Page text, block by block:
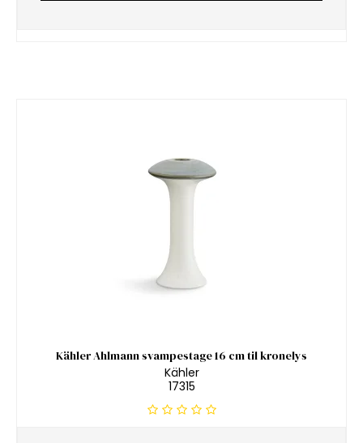
Kähler Ahlmann svampestage 16 cm til kronelys
Kähler
17315